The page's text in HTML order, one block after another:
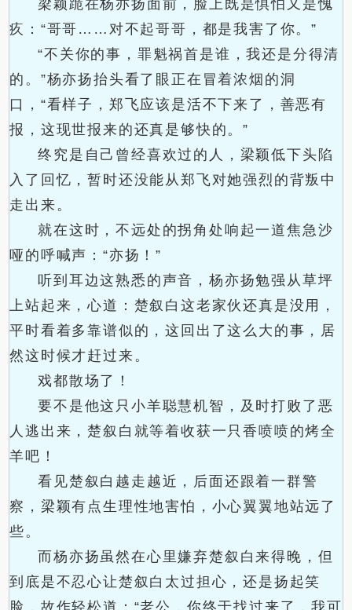
梁颖跪在杨亦扬面前，脸上既是惧怕又是愧
疚：“哥哥……对不起哥哥，都是我害了你。”
“不关你的事，罪魁祸首是谁，我还是分得清
的。”杨亦扬抬头看了眼正在冒着浓烟的洞
口，“看样子，郑飞应该是活不下来了，善恶有
报，这现世报来的还真是够快的。”
终究是自己曾经喜欢过的人，梁颖低下头陷
入了回忆，暂时还没能从郑飞对她强烈的背叛中
走出来。
就在这时，不远处的拐角处响起一道焦急沙
哑的呼喊声：“亦扬！”
听到耳边这熟悉的声音，杨亦扬勉强从草坪
上站起来，心道：楚叙白这老家伙还真是没用，
平时看着多靠谱似的，这回出了这么大的事，居
然这时候才赶过来。
戏都散场了！
要不是他这只小羊聪慧机智，及时打败了恶
人逃出来，楚叙白就等着收获一只香喷喷的烤全
羊吧！
看见楚叙白越走越近，后面还跟着一群警
察，梁颖有点生理性地害怕，小心翼翼地站远了
些。
而杨亦扬虽然在心里嫌弃楚叙白来得晚，但
到底是不忍心让楚叙白太过担心，还是扬起笑
脸，故作轻松道：“老公，你终于找过来了，我可